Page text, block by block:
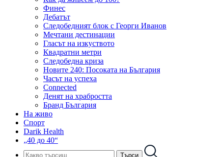
Финес
Дебатът
Следобедният блок с Георги Иванов
Мечтани дестинации
Гласът на изкуството
Квадратни метри
Следобедна криза
Новите 240: Посоката на България
Часът на успеха
Connected
Денят на храбростта
Бранд България
На живо
Спорт
Darik Health
„40 до 40“